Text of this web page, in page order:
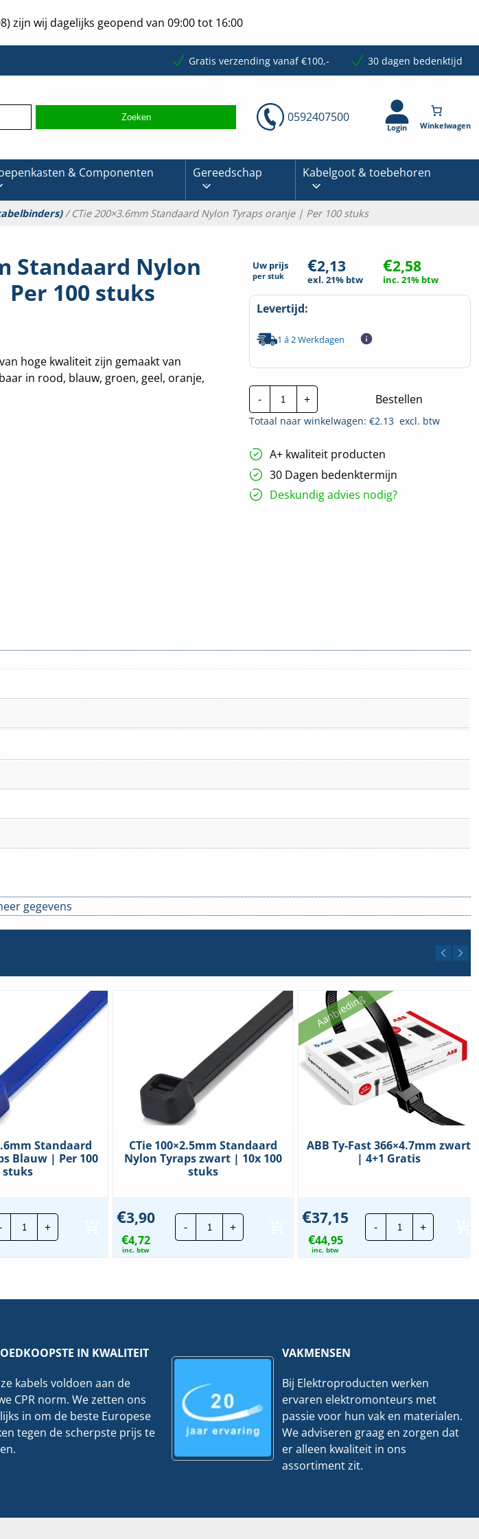
zijn wij dagelijks geopend van 09:00 tot 16:00
Gratis verzending vanaf €100,- 30 dagen bedenktijd
0592407500
Login
& Componenten Gereedschap Kabelgoot & toebehoren
/ CTie 200×3.6mm Standaard Nylon Tyraps oranje | Per 100 stuks
Standaard Nylon
100 stuks
hoge kwaliteit zijn gemaakt van
in rood, blauw, groen, geel, oranje,
Uw prijs
per stuk €2,13
exl. 21% btw
€2,58
inc. 21% btw
Levertijd:
1 á 2 Werkdagen
-
CTie
200x3.6mm
Standaard
Nylon
oranje
|
Per
100
stuks
hoeveelheid
+ Bestellen
Totaal naar winkelwagen: €2.13excl. btw
A+ kwaliteit producten
30 Dagen bedenktermijn
Deskundig advies nodig?
gegevens
Standaard
Blauw | Per 100
stuks
CTie
140x3.6mm
Standaard
+
CTie 100×2.5mm Standaard
Nylon Tyraps zwart | 10x 100
stuks
€3,90
€4,72
inc. btw
-
CTie
100x2.5mm
Standaard
+
Aanbieding
ABB Ty-Fast 366×4.7mm zwart
| 4+1 Gratis
€37,15
€44,95
inc. btw
-
ABB
Ty-
Fast
+
IN KWALITEIT
kabels voldoen aan de
CPR norm. We zetten ons
in om de beste Europese
tegen de scherpste prijs te
VAKMENSEN
Bij Elektroproducten werken
ervaren elektromonteurs met
passie voor hun vak en materialen.
We adviseren graag en zorgen dat
er alleen kwaliteit in ons
assortiment zit.